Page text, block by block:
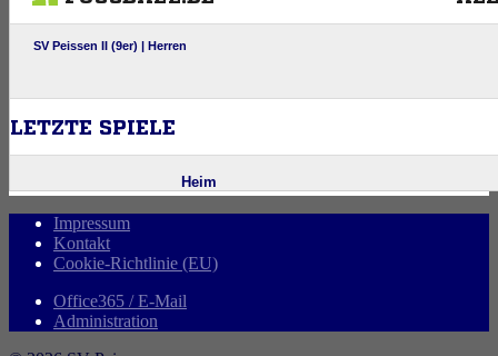
Impressum
Kontakt
Cookie-Richtlinie (EU)
Office365 / E-Mail
Administration